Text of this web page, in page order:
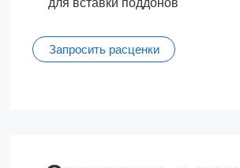
для вставки поддонов
Запросить расценки